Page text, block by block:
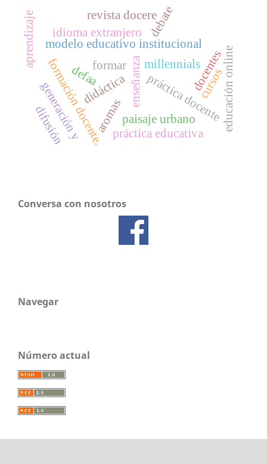
modelo educativo institucional
enseñanzapráctica docente
didáctica
formación docente. millennials
generación y educación online
aromaspaisaje urbano
docentes
defaaformar
cursos
aprendizaje idioma extranjero
difusión práctica educativa
debate
revista docere
Conversa con nosotros
Navegar
Número actual